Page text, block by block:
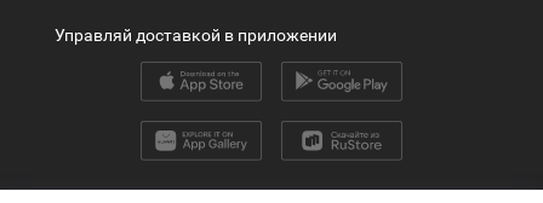
Управляй доставкой в приложении